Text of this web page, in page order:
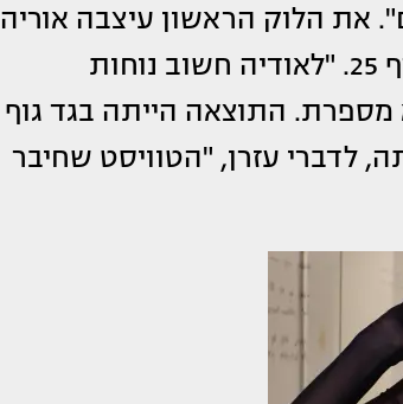
את הלוק הראשון עיצבה אוריה
עזרן בהשראת הקולקציה החדשה שלה שתצא בחורף 25. "לאודיה חשוב נוחות
מספרת. התוצאה הייתה בגד גוף
לדברי עזרן, "הטוויסט שחיבר